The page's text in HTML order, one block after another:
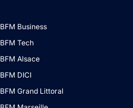
BFM Business
BFM Tech
BFM Alsace
BFM DICI
BFM Grand Littoral